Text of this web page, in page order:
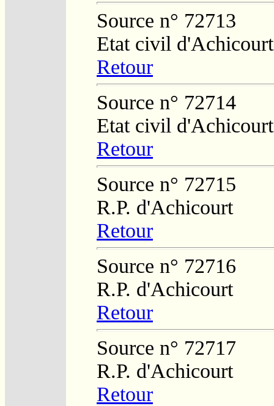
Source n° 72713
Etat civil d'Achicourt
Retour
Source n° 72714
Etat civil d'Achicourt
Retour
Source n° 72715
R.P. d'Achicourt
Retour
Source n° 72716
R.P. d'Achicourt
Retour
Source n° 72717
R.P. d'Achicourt
Retour